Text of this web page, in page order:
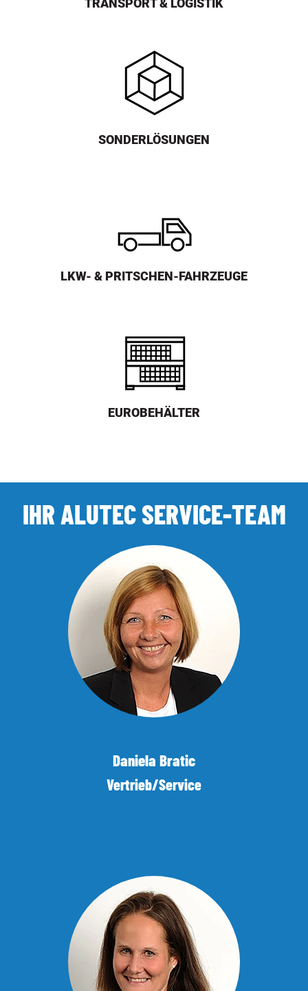
TRANSPORT & LOGISTIK
SONDERLÖSUNGEN
LKW- & PRITSCHEN-FAHRZEUGE
EUROBEHÄLTER
IHR ALUTEC SERVICE-TEAM
Daniela Bratic
Vertrieb/Service